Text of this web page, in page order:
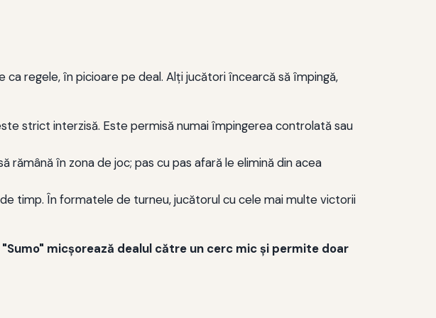
regele, în picioare pe deal. Alți jucători încearcă să împingă,
strict interzisă. Este permisă numai împingerea controlată sau
în zona de joc; pas cu pas afară le elimină din acea
timp. În formatele de turneu, jucătorul cu cele mai multe victorii
micşorează dealul către un cerc mic şi permite doar